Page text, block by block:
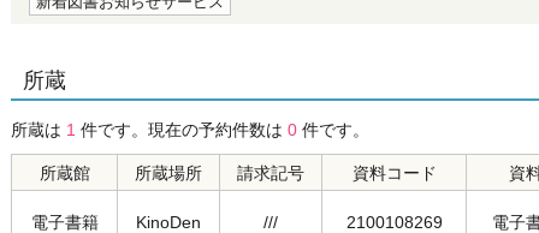
所蔵
所蔵は 1 件です。現在の予約件数は 0 件です。
所蔵館 所蔵場所 請求記号 資料コード 資
電子書籍 KinoDen /// 2100108269 電子